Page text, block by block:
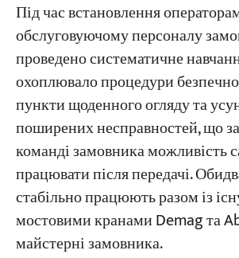
Під час встановлення
обслуговуючому персоналу
проведено систематичне
охоплювало процедури
пункти щоденного огляду та
поширених несправностей, що
команді замовника можливість
працювати після передачі.
стабільно працюють разом із
мостовими кранами Demag та
майстерні замовника.